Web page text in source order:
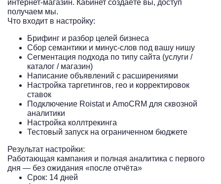
интернет-магазин. Кабинет создаёте вы, доступ
получаем мы.
Что входит в настройку:
Брифинг и разбор целей бизнеса
Сбор семантики и минус-слов под вашу нишу
Сегментация подхода по типу сайта (услуги /
каталог / магазин)
Написание объявлений с расширениями
Настройка таргетингов, гео и корректировок
ставок
Подключение Roistat и AmoCRM для сквозной
аналитики
Настройка коллтрекинга
Тестовый запуск на ограниченном бюджете
Результат настройки:
Работающая кампания и полная аналитика с первого
дня — без ожидания «после отчёта»
Срок: 14 дней